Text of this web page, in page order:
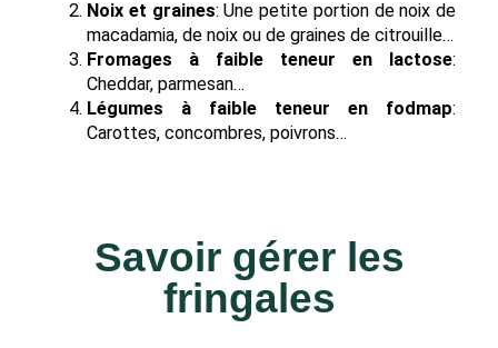
Noix et graines: Une petite portion de noix de
macadamia, de noix ou de graines de citrouille…
Fromages à faible teneur en lactose:
Cheddar, parmesan…
Légumes à faible teneur en fodmap:
Carottes, concombres, poivrons…
Savoir gérer les
fringales